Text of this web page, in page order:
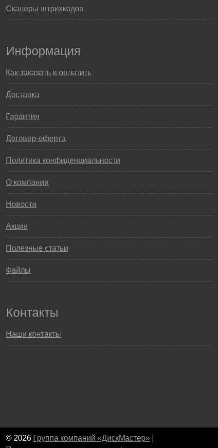
Сканеры штрихкодов
Информация
Как заказать и оплатить
Доставка
Гарантия
Договор-оферта
Политика конфиденциальности
О компании
Новости
Акции
Полезные статьи
Файлы
Контакты
Наши контакты
© 2026 Группа компаний «ДискМастер»